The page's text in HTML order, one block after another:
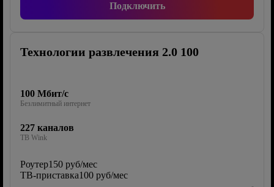
Подключить
Технологии развлечения 2.0 100
100 Мбит/с
Безлимитный интернет
227 каналов
ТВ Wink
Роутер150 руб/мес
ТВ-приставка100 руб/мес